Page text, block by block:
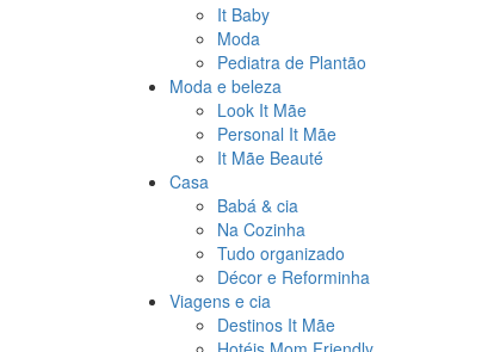
It Baby
Moda
Pediatra de Plantão
Moda e beleza
Look It Mãe
Personal It Mãe
It Mãe Beauté
Casa
Babá & cia
Na Cozinha
Tudo organizado
Décor e Reforminha
Viagens e cia
Destinos It Mãe